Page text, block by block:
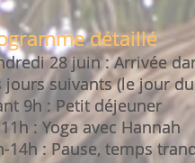
détaillé
28 juin : Arrivée
jours suivants (le jour
9h : Petit déjeuner
: Yoga avec Hannah
14h : Pause, temps
détaillé
28 juin : Arrivée
jours suivants (le jour
9h : Petit déjeuner
: Yoga avec Hannah
14h : Pause, temps